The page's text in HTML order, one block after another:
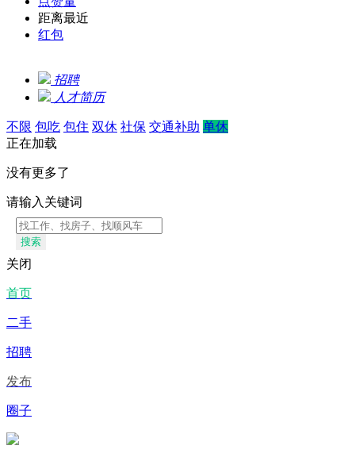
距离最近
红包
招聘
人才简历
不限 包吃 包住 双休 社保 交通补助 单休
正在加载
没有更多了
请输入关键词
搜索
关闭
首页
二手
招聘
发布
圈子